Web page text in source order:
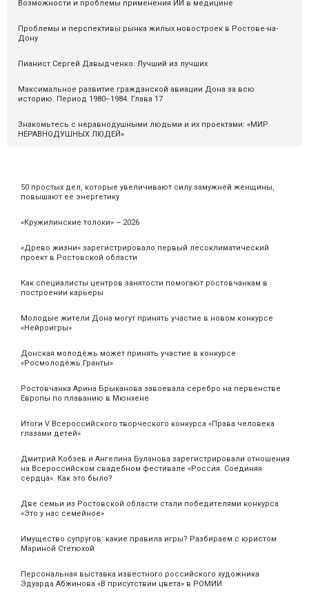
50 простых дел, которые увеличивают силу замужней женщины,
повышают её энергетику
«Кружилинские толоки» – 2026
«Древо жизни» зарегистрировало первый лесоклиматический
проект в Ростовской области
Как специалисты центров занятости помогают ростовчанкам в
построении карьеры
Молодые жители Дона могут принять участие в новом конкурсе
«Нейроигры»
Донская молодёжь может принять участие в конкурсе
«Росмолодёжь.Гранты»
Ростовчанка Арина Брыканова завоевала серебро на первенстве
Европы по плаванию в Мюнхене
Итоги V Всероссийского творческого конкурса «Права человека
глазами детей»
Дмитрий Кобзев и Ангелина Буланова зарегистрировали отношения
на Всероссийском свадебном фестивале «Россия. Соединяя
сердца». Как это было?
Две семьи из Ростовской области стали победителями конкурса
«Это у нас семейное»
Имущество супругов: какие правила игры? Разбираем с юристом
Мариной Стетюхой
Персональная выставка известного российского художника
Эдуарда Абжинова «В присутствии цвета» в РОМИИ
Возможности и проблемы применения ИИ в медицине
Проблемы и перспективы рынка жилых новостроек в Ростове-на-
Дону
Пианист Сергей Давыдченко. Лучший из лучших
Максимальное развитие гражданской авиации Дона за всю
историю. Период 1980–1984. Глава 17
Знакомьтесь с неравнодушными людьми и их проектами: «МИР
НЕРАВНОДУШНЫХ ЛЮДЕЙ»